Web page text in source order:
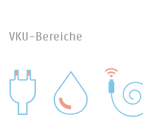
VKU-Bereiche
WASSER/ABWASSER